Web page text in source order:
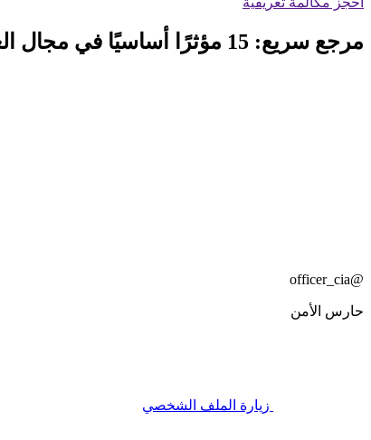
مرجع سريع: 15 مؤثرًا أساسيًا في مجال العملات الرقمية
@officer_cia
حارس الأمن
زيارة الملف الشخصي